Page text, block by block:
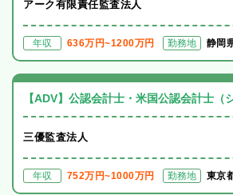
アーク有限責任監査法人
年収 636万円~1200万円 勤務地 静岡
【ADV】公認会計士・米国公認会計士（
三優監査法人
年収 752万円~1000万円 勤務地 東京